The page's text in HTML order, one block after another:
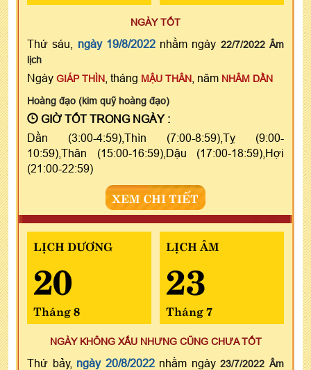
NGÀY TỐT
Thứ sáu, ngày 19/8/2022nhằm ngày 22/7/2022 Âm
lịch
Ngày GIÁP THÌN , tháng MẬU THÂN , năm NHÂM DẦN
Hoàng đạo (kim quỹ hoàng đạo)
GIỜ TỐT TRONG NGÀY :
Dần (3:00-4:59),Thìn (7:00-8:59),Tỵ (9:00-
10:59),Thân (15:00-16:59),Dậu (17:00-18:59),Hợi
(21:00-22:59)
XEM CHI TIẾT
LỊCH DƯƠNG
20
Tháng 8
LỊCH ÂM
23
Tháng 7
NGÀY KHÔNG XẤU NHƯNG CŨNG CHƯA TỐT
Thứ bảy, ngày 20/8/2022nhằm ngày23/7/2022 Âm